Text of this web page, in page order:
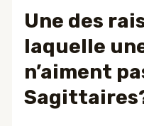
Une des
laquelle
n’aiment